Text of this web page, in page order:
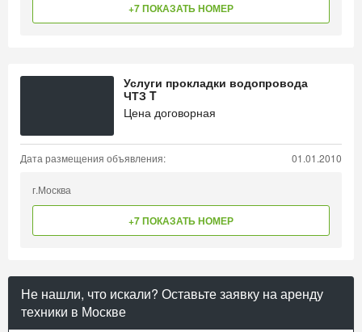
+7 ПОКАЗАТЬ НОМЕР
Услуги прокладки водопровода
ЧТЗ T
Цена договорная
Дата размещения объявления: 01.01.2010
г.Москва
+7 ПОКАЗАТЬ НОМЕР
Не нашли, что искали? Оставьте заявку на аренду
техники в Москве